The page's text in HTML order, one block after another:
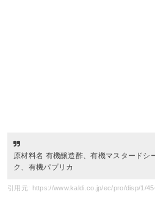
原材料名 有機醸造酢、有機マスタードシ
ク、有機パプリカ
引用元: https://www.kaldi.co.jp/ec/pro/disp/1/